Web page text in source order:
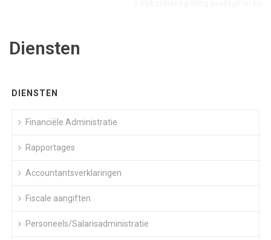
Diensten
DIENSTEN
Financiële Administratie
Rapportages
Accountantsverklaringen
Fiscale aangiften
Personeels/Salarisadministratie